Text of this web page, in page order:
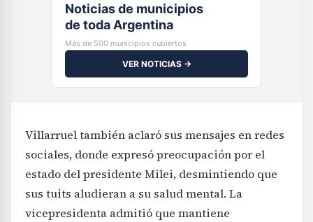
Noticias de municipios
de toda Argentina
Más de 500 municipios cubiertos
VER NOTICIAS →
Villarruel también aclaró sus mensajes en redes
sociales, donde expresó preocupación por el
estado del presidente Milei, desmintiendo que
sus tuits aludieran a su salud mental. La
vicepresidenta admitió que mantiene